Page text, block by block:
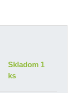
Skladom 1
ks